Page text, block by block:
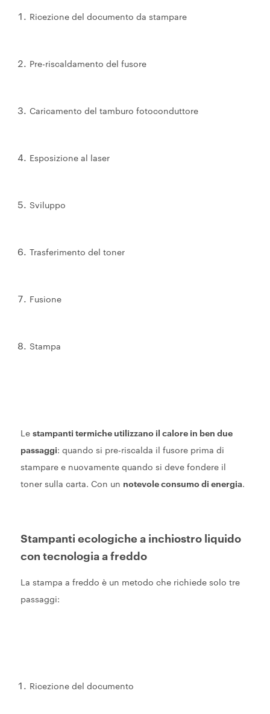
Ricezione del documento da stampare
Pre-riscaldamento del fusore
Caricamento del tamburo fotoconduttore
Esposizione al laser
Sviluppo
Trasferimento del toner
Fusione
Stampa
Le stampanti termiche utilizzano il calore in ben due
passaggi: quando si pre-riscalda il fusore prima di
stampare e nuovamente quando si deve fondere il
toner sulla carta. Con un notevole consumo di energia.
Stampanti ecologiche a inchiostro liquido
con tecnologia a freddo
La stampa a freddo è un metodo che richiede solo tre
passaggi:
Ricezione del documento